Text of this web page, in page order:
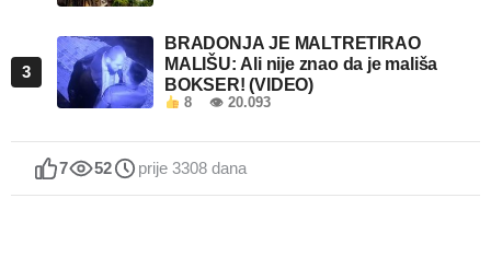
3
BRADONJA JE MALTRETIRAO
MALIŠU: Ali nije znao da je mališa
BOKSER! (VIDEO)
8 👁 20.093
7 52 prije 3308 dana